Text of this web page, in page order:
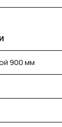
900 мм